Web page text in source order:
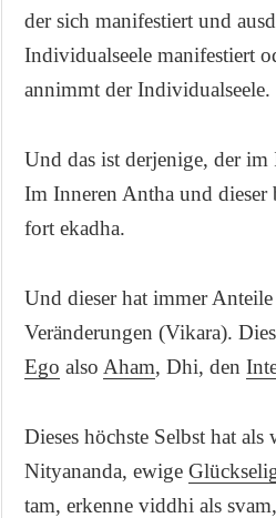
der sich manifestiert und
Individualseele manifestiert
annimmt der Individualseele.
Und das ist derjenige, der
Im Inneren Antha und
fort ekadha.
Und dieser hat immer
Veränderungen (Vikara).
Ego also Aham, Dhi, den
Dieses höchste Selbst hat als
Nityananda, ewige
tam, erkenne viddhi als